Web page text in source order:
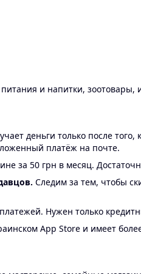
и напитки,
деньги только после
платёж на почте.
за 50 грн в месяц.
Следим за тем, чтобы
Нужен только
App Store и имеет